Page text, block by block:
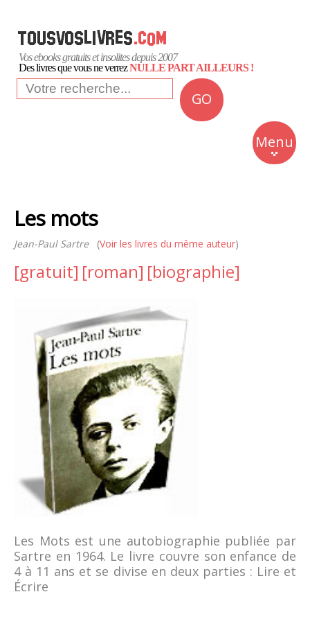
Vos ebooks gratuits et insolites depuis 2007
Des livres que vous ne verrezNULLE PART AILLEURS !
GO
Menu
Insolite
Business
Quotidien
Les mots
Jean-Paul Sartre(Voir les livres du même auteur)
[gratuit] [roman] [biographie]
Les Mots est une autobiographie publiée par
Sartre en 1964. Le livre couvre son enfance de
4 à 11 ans et se divise en deux parties : Lire et
Écrire